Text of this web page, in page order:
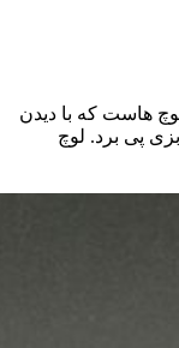
هاست که با دیدن
پی برد. لوچ